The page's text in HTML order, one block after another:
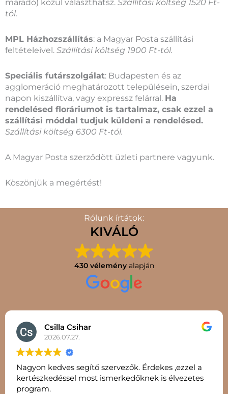
maradó) közül választhatsz. Szállítási költség 1520 Ft-
tól.
MPL Házhozszállítás: a Magyar Posta szállítási
feltételeivel. Szállítási költség 1900 Ft-tól.
Speciális futárszolgálat: Budapesten és az
agglomeráció meghatározott településein, szerdai
napon kiszállítva, vagy expressz felárral. Ha
rendelésed floráriumot is tartalmaz, csak ezzel a
szállítási móddal tudjuk küldeni a rendelésed.
Szállítási költség 6300 Ft-tól.
A Magyar Posta szerződött üzleti partnere vagyunk.
Köszönjük a megértést!
Rólunk írtátok:
KIVÁLÓ
430 véleményalapján
Csilla Csihar
2026.07.27.
Nagyon kedves segítő szervezők. Érdekes ,ezzel a
kertészkedéssel most ismerkedőknek is élvezetes
program.